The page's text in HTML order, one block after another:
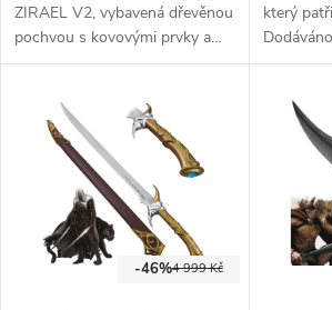
ZIRAEL V2, vybavená dřevěnou
pochvou s kovovými prvky a
plnohodnotným zádovým
Zaklínače.
který
kůže s
nerezové
4 999 Kč
-46%